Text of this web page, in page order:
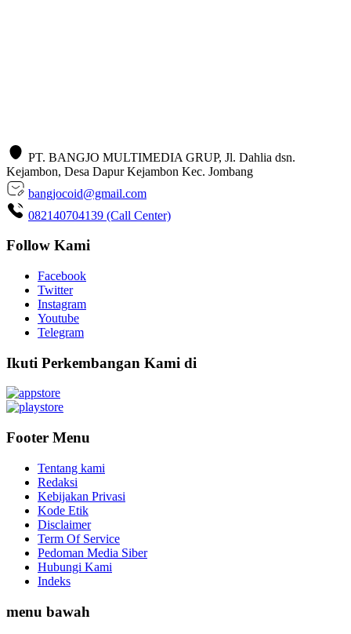
PT. BANGJO MULTIMEDIA GRUP, Jl. Dahlia dsn.
Kejambon, Desa Dapur Kejambon Kec. Jombang
bangjocoid@gmail.com
082140704139 (Call Center)
Follow Kami
Facebook
Twitter
Instagram
Youtube
Telegram
Ikuti Perkembangan Kami di
Footer Menu
Tentang kami
Redaksi
Kebijakan Privasi
Kode Etik
Disclaimer
Term Of Service
Pedoman Media Siber
Hubungi Kami
Indeks
menu bawah